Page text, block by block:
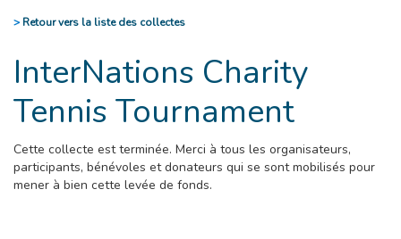
> Retour vers la liste des collectes
InterNations Charity
Tennis Tournament
Cette collecte est terminée. Merci à tous les organisateurs,
participants, bénévoles et donateurs qui se sont mobilisés pour
mener à bien cette levée de fonds.